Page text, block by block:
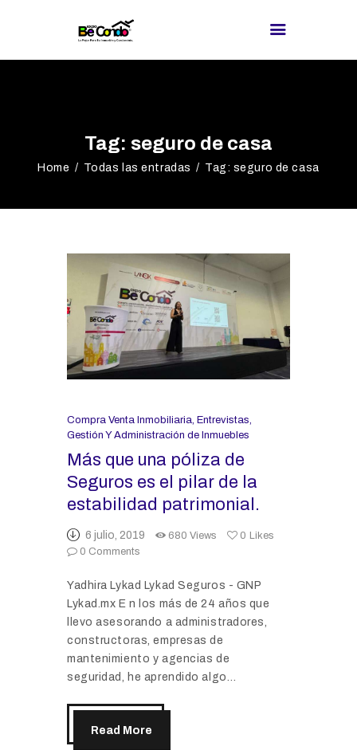
Tag: seguro de casa
Home Todas las entradas Tag: seguro de casa
PROVEEDORES
¿BUSCAS
BLOG
REDES
Compra Venta Inmobiliaria Entrevistas
Gestión Y Administración de Inmuebles
Más que una póliza de
Seguros es el pilar de la
estabilidad patrimonial.
6 julio, 2019 680 Views 0 Likes
0 Comments
Yadhira Lykad Lykad Seguros - GNP
Lykad.mx E n los más de 24 años que
llevo asesorando a administradores,
constructoras, empresas de
mantenimiento y agencias de
seguridad, he aprendido algo…
Read More